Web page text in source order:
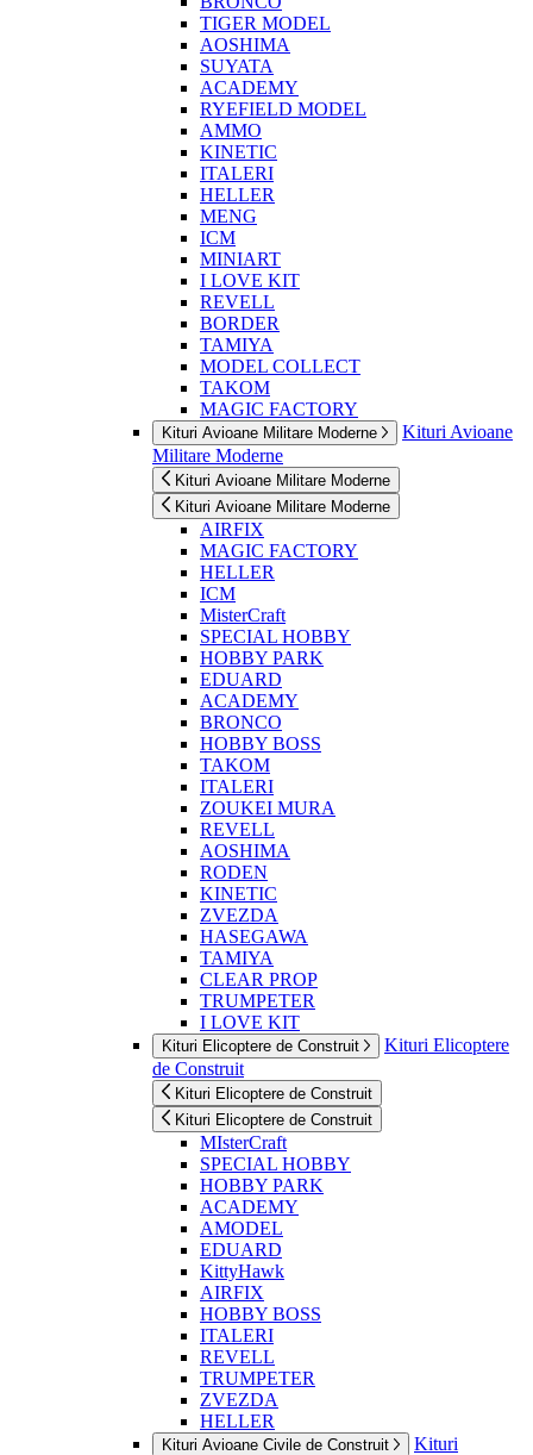
TIGER MODEL
AOSHIMA
SUYATA
ACADEMY
RYEFIELD MODEL
AMMO
KINETIC
ITALERI
HELLER
MENG
ICM
MINIART
I LOVE KIT
REVELL
BORDER
TAMIYA
MODEL COLLECT
TAKOM
MAGIC FACTORY
Kituri Avioane Militare Moderne
Kituri Avioane
Militare Moderne
Kituri Avioane Militare Moderne
Kituri Avioane Militare Moderne
AIRFIX
MAGIC FACTORY
HELLER
ICM
MisterCraft
SPECIAL HOBBY
HOBBY PARK
EDUARD
ACADEMY
BRONCO
HOBBY BOSS
TAKOM
ITALERI
ZOUKEI MURA
REVELL
AOSHIMA
RODEN
KINETIC
ZVEZDA
HASEGAWA
TAMIYA
CLEAR PROP
TRUMPETER
I LOVE KIT
Kituri Elicoptere de Construit
Kituri Elicoptere
de Construit
Kituri Elicoptere de Construit
Kituri Elicoptere de Construit
MIsterCraft
SPECIAL HOBBY
HOBBY PARK
ACADEMY
AMODEL
EDUARD
KittyHawk
AIRFIX
HOBBY BOSS
ITALERI
REVELL
TRUMPETER
ZVEZDA
HELLER
Kituri Avioane Civile de Construit
Kituri